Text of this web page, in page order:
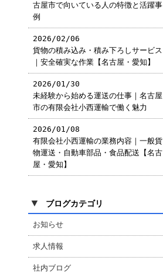
古屋市で向いている人の特徴と活躍事
例
2026/02/06
貨物の積み込み・積み下ろしサービス
｜安全確実な作業【名古屋・愛知】
2026/01/30
未経験から始める運送の仕事｜名古屋
市の有限会社小西運輸で働く魅力
2026/01/08
有限会社小西運輸の業務内容｜一般貨
物運送・自動車部品・食品配送【名古
屋・愛知】
▼ ブログカテゴリ
お知らせ
求人情報
社内ブログ